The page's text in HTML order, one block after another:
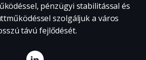
pénzügyi stabilitással és
szolgáljuk a város
távú fejlődését.